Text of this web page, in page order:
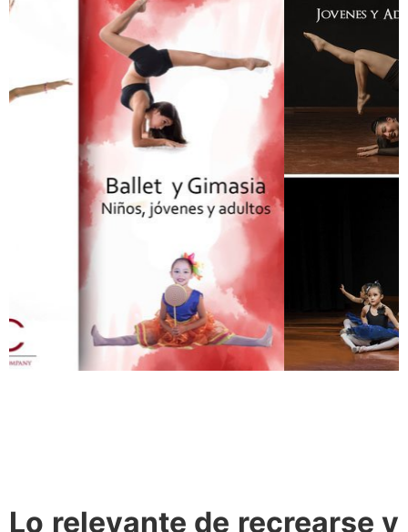
Lo relevante de recrearse y